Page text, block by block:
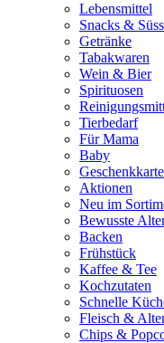
Lebensmittel
Snacks &
Getränke
Tabakwaren
Wein & Bier
Spirituosen
Tierbedarf
Für Mama
Baby
Aktionen
Neu im
Bewusste
Backen
Frühstück
Kaffee & Tee
Kochzutaten
Schnelle
Fleisch &
Chips &